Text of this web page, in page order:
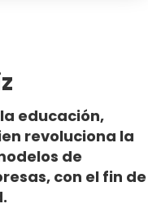
educación,
revoluciona la
de
con el fin de